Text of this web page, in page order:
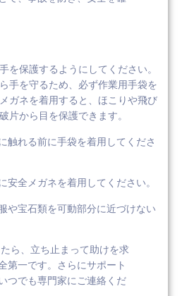
を保護するようにしてください。
手を守るため、必ず作業用手袋を
ガネを着用すると、ほこりや飛び
片から目を保護できます。
触れる前に手袋を着用してくださ
安全メガネを着用してください。
や宝石類を可動部分に近づけない
ら、立ち止まって助けを求
第一です。さらにサポート
つでも専門家にご連絡くだ